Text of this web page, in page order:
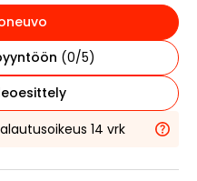
(0/5)
14 vrk